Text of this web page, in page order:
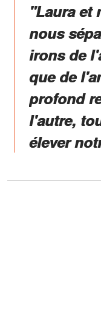
"Laura et
nous
irons de
que de
profond
l'autre,
élever